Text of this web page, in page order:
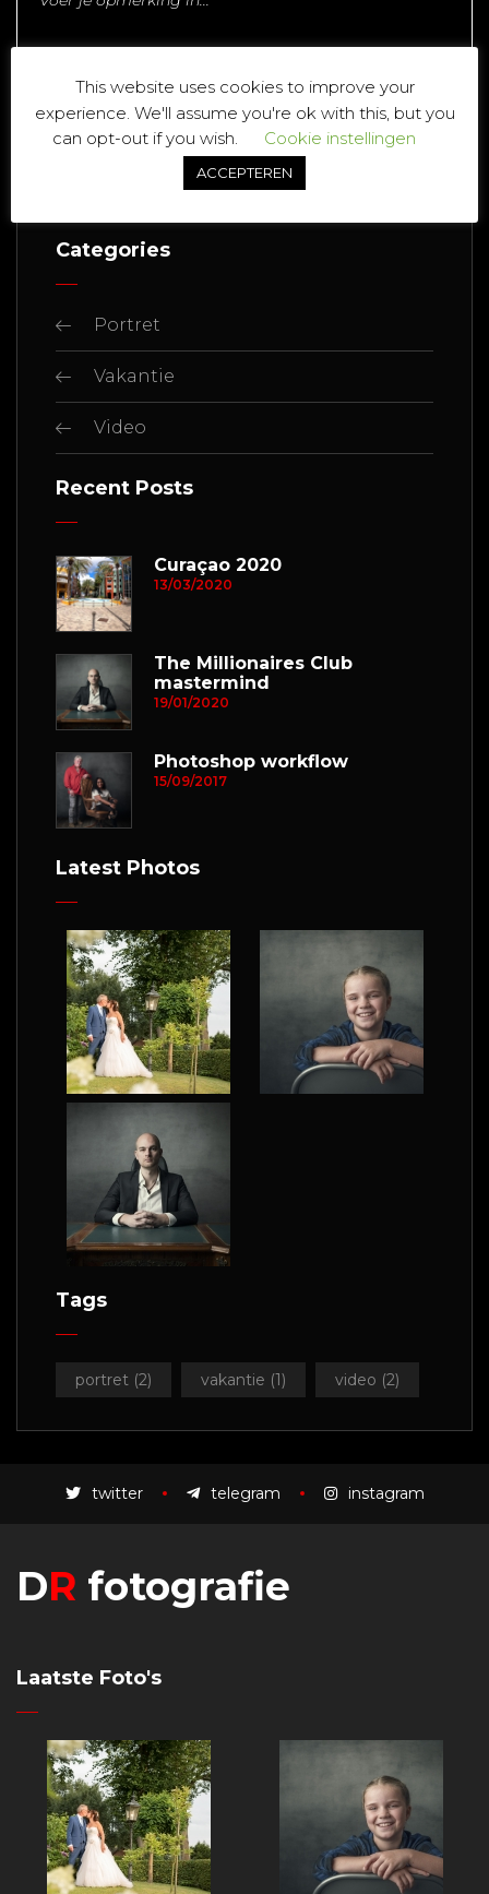
Categories
Portret
Vakantie
Video
Recent Posts
Curaçao 2020
13/03/2020
The Millionaires Club
mastermind
19/01/2020
Photoshop workflow
15/09/2017
Latest Photos
Tags
portret (2) vakantie (1) video (2)
twitter telegram instagram
DR fotografie
Laatste Foto's
This website uses cookies to improve your
experience. We'll assume you're ok with this, but you
can opt-out if you wish.
Cookie instellingen
ACCEPTEREN